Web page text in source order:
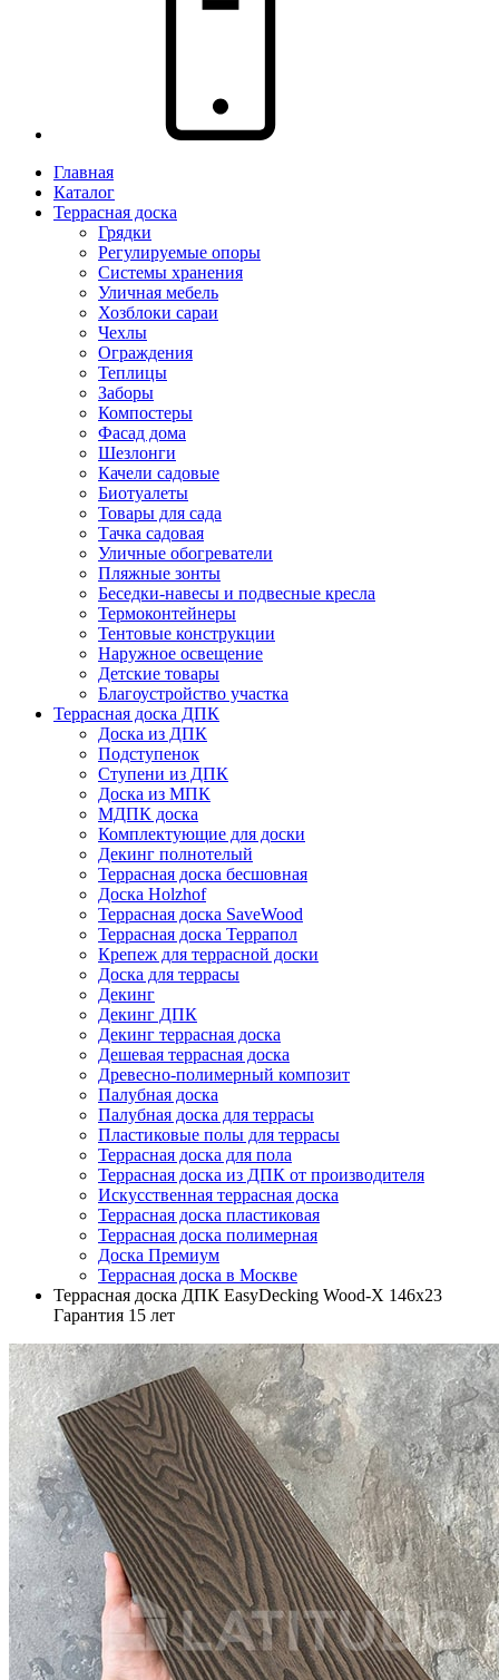
Главная
Каталог
Террасная доска
Грядки
Регулируемые опоры
Системы хранения
Уличная мебель
Хозблоки сараи
Чехлы
Ограждения
Теплицы
Заборы
Компостеры
Фасад дома
Шезлонги
Качели садовые
Биотуалеты
Товары для сада
Тачка садовая
Уличные обогреватели
Пляжные зонты
Беседки-навесы и подвесные кресла
Термоконтейнеры
Тентовые конструкции
Наружное освещение
Детские товары
Благоустройство участка
Террасная доска ДПК
Доска из ДПК
Подступенок
Ступени из ДПК
Доска из МПК
МДПК доска
Комплектующие для доски
Декинг полнотелый
Террасная доска бесшовная
Доска Holzhof
Террасная доска SaveWood
Террасная доска Террапол
Крепеж для террасной доски
Доска для террасы
Декинг
Декинг ДПК
Декинг террасная доска
Дешевая террасная доска
Древесно-полимерный композит
Палубная доска
Палубная доска для террасы
Пластиковые полы для террасы
Террасная доска для пола
Террасная доска из ДПК от производителя
Искусственная террасная доска
Террасная доска пластиковая
Террасная доска полимерная
Доска Премиум
Террасная доска в Москве
Террасная доска ДПК EasyDecking Wood-X 146х23
Гарантия 15 лет